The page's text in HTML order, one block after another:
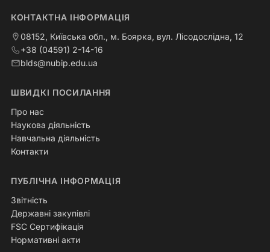
КОНТАКТНА ІНФОРМАЦІЯ
08152, Київська обл., м. Боярка, вул. Лісодослідна, 12
+38 (04591) 2-14-16
blds@nubip.edu.ua
ШВИДКІ ПОСИЛАННЯ
Про нас
Наукова діяльність
Навчальна діяльність
Контакти
ПУБЛІЧНА ІНФОРМАЦІЯ
Звітність
Державні закупівлі
FSC Сертифікація
Нормативні акти